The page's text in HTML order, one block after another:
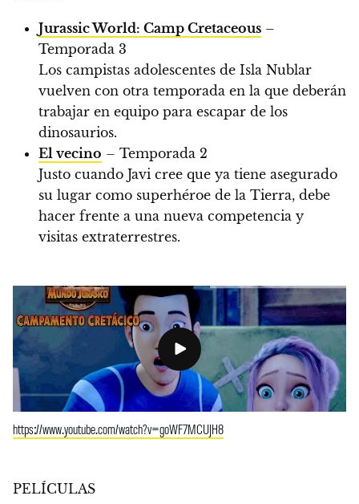
Jurassic World: Camp Cretaceous –
Temporada 3
Los campistas adolescentes de Isla Nublar
vuelven con otra temporada en la que deberán
trabajar en equipo para escapar de los
dinosaurios.
El vecino – Temporada 2
Justo cuando Javi cree que ya tiene asegurado
su lugar como superhéroe de la Tierra, debe
hacer frente a una nueva competencia y
visitas extraterrestres.
https://www.youtube.com/watch?v=goWF7MCUJH8
PELÍCULAS